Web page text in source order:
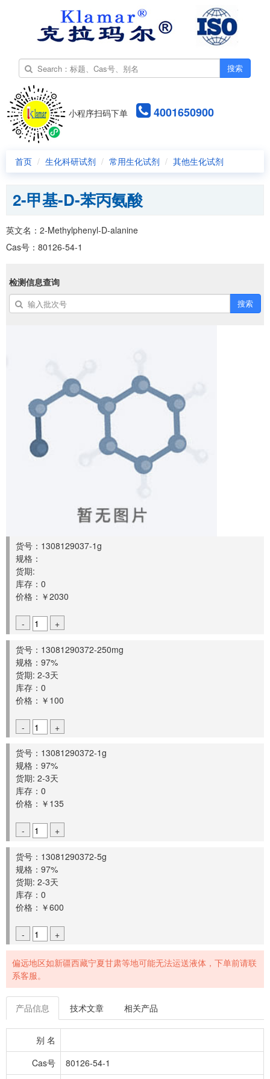
搜索
小程序扫码下单 4001650900
首页 生化科研试剂 常用生化试剂 其他生化试剂
2-甲基-D-苯丙氨酸
英文名：2-Methylphenyl-D-alanine
Cas号：80126-54-1
检测信息查询
搜索
货号：1308129037-1g
规格：
货期:
库存：0
价格：￥2030
- +
货号：13081290372-250mg
规格：97%
货期: 2-3天
库存：0
价格：￥100
- +
货号：13081290372-1g
规格：97%
货期: 2-3天
库存：0
价格：￥135
- +
货号：13081290372-5g
规格：97%
货期: 2-3天
库存：0
价格：￥600
- +
偏远地区如新疆西藏宁夏甘肃等地可能无法运送液体，下单前请联
系客服。
产品信息 技术文章 相关产品
别 名
Cas号
80126-54-1